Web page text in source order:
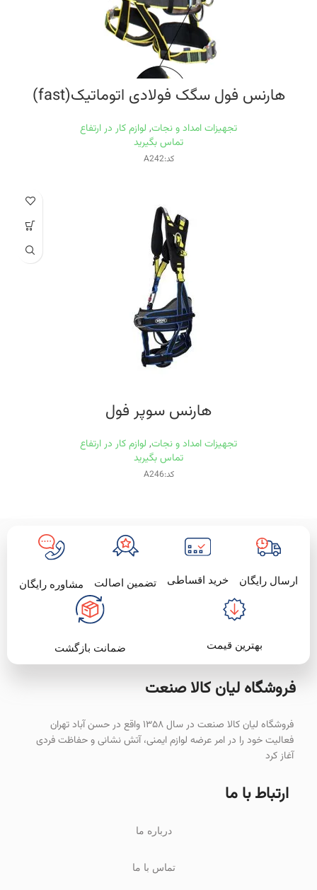
هارنس فول سگک فولادی اتوماتیک(fast)
تجهیزات امداد و نجات, لوازم کار در ارتفاع
تماس بگیرید
کد:A242
هارنس سوپر فول
تجهیزات امداد و نجات, لوازم کار در ارتفاع
تماس بگیرید
کد:A246
ارسال رایگان خرید اقساطی تضمین اصالت مشاوره رایگان
بهترین قیمت ضمانت بازگشت
فروشگاه لیان‌ کالا صنعت
فروشگاه لیان کالا صنعت در سال ۱۳۵۸ واقع در حسن آباد تهران
فعالیت خود را در امر عرضه لوازم ایمنی، آتش نشانی و حفاظت فردی
آغاز کرد
ارتباط با ما
درباره ما
تماس با ما